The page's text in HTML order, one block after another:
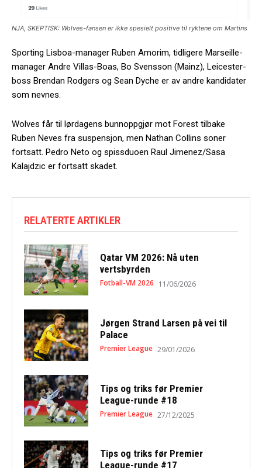
NJA, SKEPTISK: Wolves-fansen er ikke spesielt positive til ryktene om Martins
Sporting Lisboa-manager Ruben Amorim, tidligere Marseille-
manager Andre Villas-Boas, Bo Svensson (Mainz), Leicester-
boss Brendan Rodgers og Sean Dyche er av andre kandidater
som nevnes.
Wolves får til lørdagens bunnoppgjør mot Forest tilbake
Ruben Neves fra suspensjon, men Nathan Collins soner
fortsatt. Pedro Neto og spissduoen Raul Jimenez/Sasa
Kalajdzic er fortsatt skadet.
RELATERTE ARTIKLER
Qatar VM 2026: Nå uten
vertsbyrden
Fotball-VM 2026 11/06/2026
Jørgen Strand Larsen på vei til
Palace
Premier League 29/01/2026
Tips og triks før Premier
League-runde #18
Premier League 27/12/2025
Tips og triks før Premier
League-runde #17